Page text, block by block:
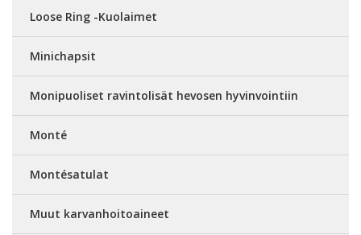
Loose Ring -Kuolaimet
Minichapsit
Monipuoliset ravintolisät hevosen hyvinvointiin
Monté
Montésatulat
Muut karvanhoitoaineet